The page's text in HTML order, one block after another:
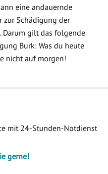
eine andauernde
zur Schädigung der
Darum gilt das folgende
Burk: Was du heute
nicht auf morgen!
mit 24-Stunden-Notdienst
gerne!